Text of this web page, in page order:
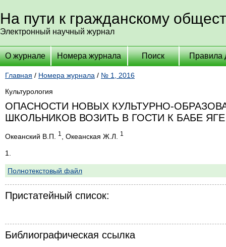
На пути к гражданскому
Электронный научный журнал
О журнале Номера журнала Поиск Правила
Главная / Номера журнала / № 1, 2016
Культурология
ОПАСНОСТИ НОВЫХ КУЛЬТУРНО-
ШКОЛЬНИКОВ ВОЗИТЬ В ГОСТИ К БАБЕ ЯГЕ
Океанский В.П. 1 , Океанская Ж.Л. 1
1.
Полнотекстовый файл
Пристатейный список:
Библиографическая ссылка